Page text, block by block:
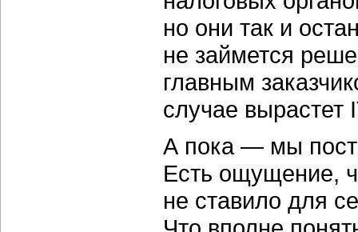
но они так и
не займется
главным
случае вырастет
А пока — мы
Есть ощущение,
не ставило для